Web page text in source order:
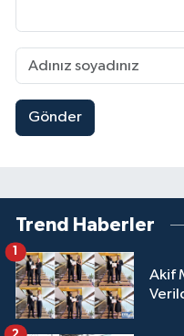
Gönder
Trend Haberler
Akif
1